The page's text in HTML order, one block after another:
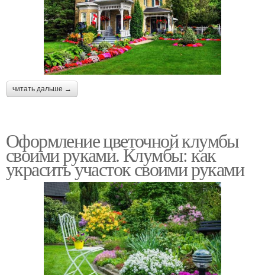
читать дальше →
Оформление цветочной клумбы
своими руками. Клумбы: как
украсить участок своими руками